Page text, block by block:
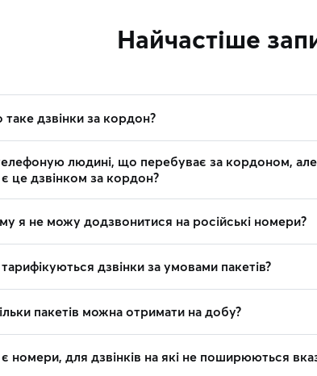
Найчастіше
дзвінки за кордон?
людині, що перебуває за кордоном,
це дзвінком за кордон?
я не можу додзвонитися на російські номери?
дзвінки за умовами пакетів?
пакетів можна отримати на добу?
номери, для дзвінків на які не поширюються